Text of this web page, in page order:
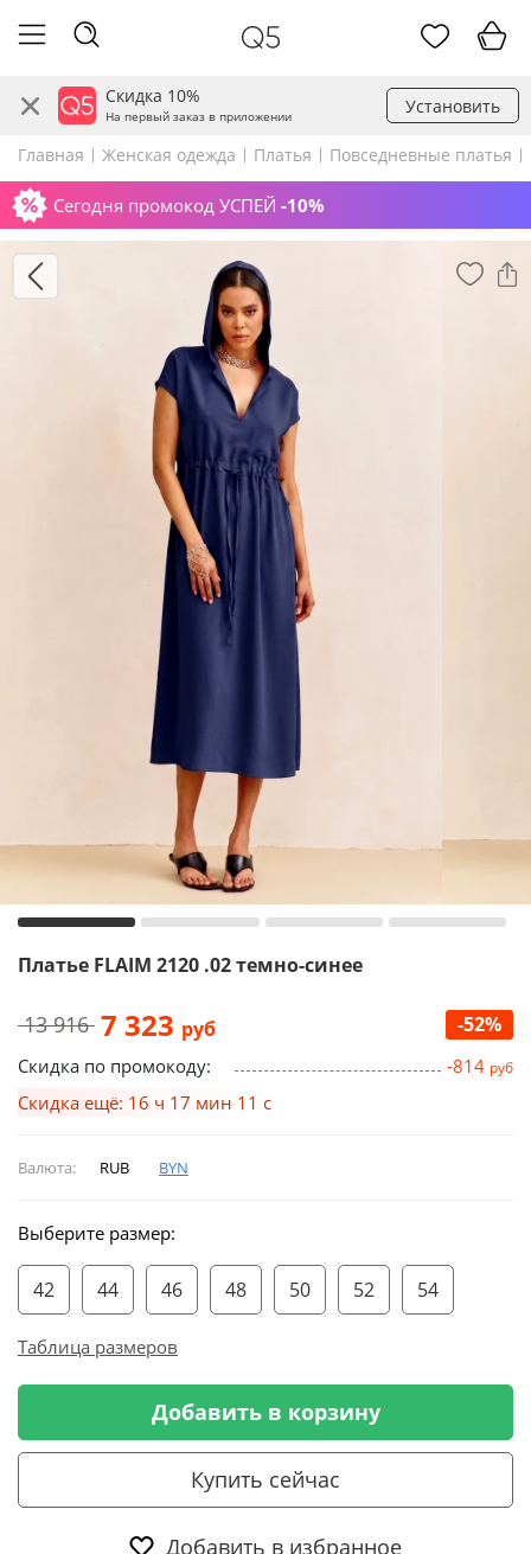
Скидка 10%
На первый заказ в приложении Установить
Главная Женская одежда Платья Повседневные платья
Сегодня промокод УСПЕЙ -10%
Платье FLAIM 2120 .02 темно-синее
13 916 7 323 руб -52%
Скидка по промокоду: -814 руб
Скидка ещё: 16 ч 17 мин 10 с
Валюта: RUB BYN
Выберите размер:
42 44 46 48 50 52 54
Таблица размеров
Добавить в корзину
Купить сейчас
Добавить в избранное